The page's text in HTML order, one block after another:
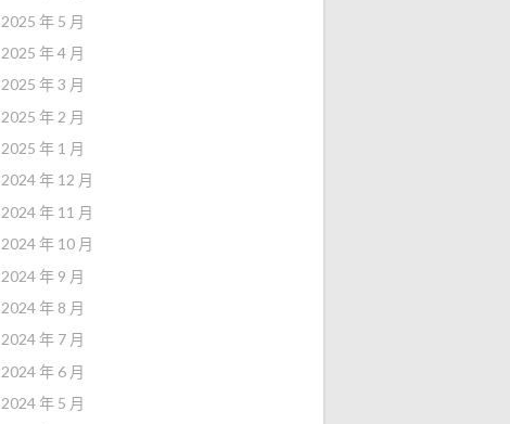
2025 年 5 月
2025 年 4 月
2025 年 3 月
2025 年 2 月
2025 年 1 月
2024 年 12 月
2024 年 11 月
2024 年 10 月
2024 年 9 月
2024 年 8 月
2024 年 7 月
2024 年 6 月
2024 年 5 月